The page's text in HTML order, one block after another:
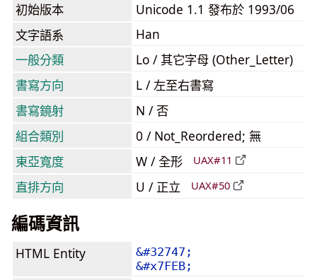
初始版本
Unicode 1.1 發布於 1993/06
文字語系
Han
一般分類
Lo / 其它字母 (Other_Letter)
書寫方向
L / 左至右書寫
書寫鏡射
N / 否
組合類別
0 / Not_Reordered; 無
東亞寬度
W / 全形 UAX#11
直排方向 U / 正立 UAX#50
編碼資訊
HTML Entity
&#32747;
&#x7FEB;